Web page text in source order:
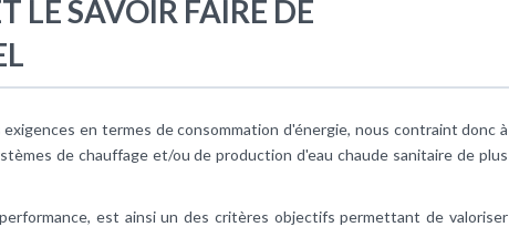
LE SAVOIR FAIRE DE
exigences en termes de consommation d'énergie, nous contraint donc à
de chauffage et/ou de production d'eau chaude sanitaire de plus
est ainsi un des critères objectifs permettant de valoriser